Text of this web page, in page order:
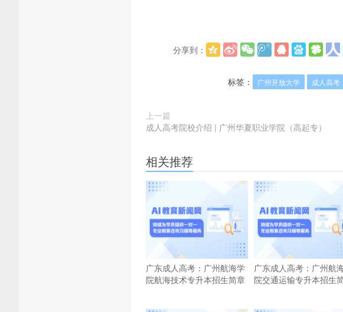
分享到：
标签： 广州开放大学 成人高考
上一篇
成人高考院校介绍 | 广州华夏职业学院（高起专）
相关推荐
广东成人高考：广州航海学
院航海技术专升本招生简章
广东成人高考：广州航
院交通运输专升本招生